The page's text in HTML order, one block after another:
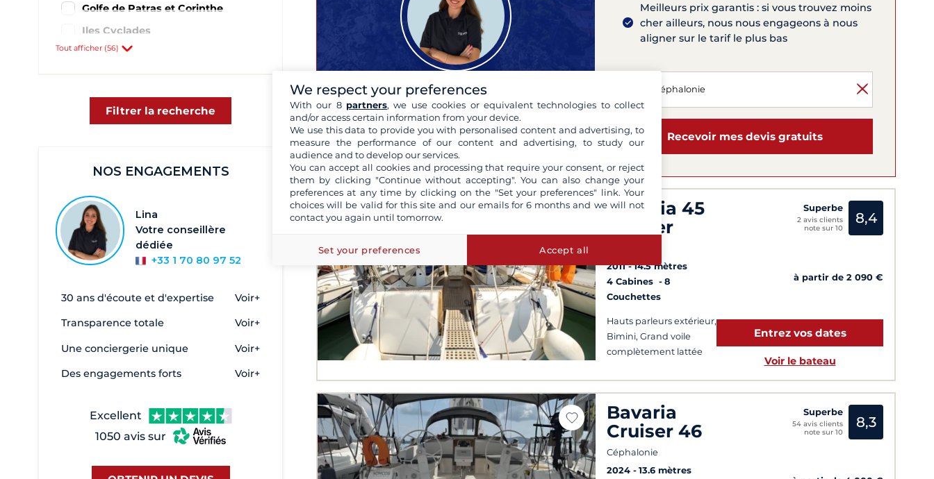
Golfe de Patras et Corinthe
Iles Cyclades
Iles Sporades et environs
Sud du Péloponnèse
Astakos
Corfou
Crète
Céphalonie
Elefsina - Marina Kalympaki
6
Eleusis
Evia - Oreous
Kalamata
Kavala
Tout afficher (56)
Filtrer la recherche
NOS ENGAGEMENTS
Lina
Votre conseillère
dédiée
+33 1 70 80 97 52
30 ans d'écoute et d'expertise Voir+
Transparence totale Voir+
Une conciergerie unique Voir+
Des engagements forts Voir+
Excellent
1050 avis sur
Lina
experte de vos croisières
Meilleurs prix garantis : si vous trouvez moins
cher ailleurs, nous nous engageons à nous
aligner sur le tarif le plus bas
Recevoir mes devis gratuits
Bavaria 45
Cruiser
2011
14.5 mètres
4 Cabines
8
Couchettes
Hauts parleurs extérieur,
Bimini, Grand voile
complètement lattée
Superbe
2 avis clients
note sur 10
8,4
à partir de 2 090 €
Entrez vos dates
Voir le bateau
Bavaria
Cruiser 46
Céphalonie
2024
13.6 mètres
Superbe
54 avis clients
note sur 10
8,3
We respect your preferences
With our 8 partners, we use cookies or equivalent technologies to collect
and/or access certain information from your device.
We use this data to provide you with personalised content and advertising, to
measure the performance of our content and advertising, to study our
audience and to develop our services.
You can accept all cookies and processing that require your consent, or reject
them by clicking "Continue without accepting". You can also change your
preferences at any time by clicking on the "Set your preferences" link. Your
choices will be valid for this site and our emails for 6 months and we will not
contact you again until tomorrow.
Set your preferences Accept all